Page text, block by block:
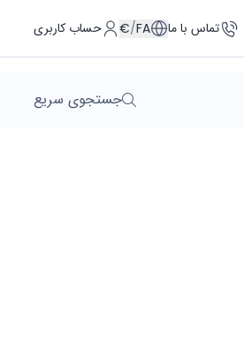
تماس با ما FA
/
€ حساب کاربری
جستجوی سریع